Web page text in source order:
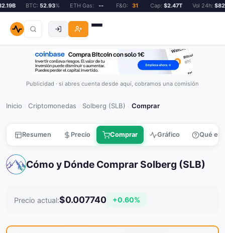
BTC:52.93% ETH Gas: -- F&G: 31 Cap:$2.47T Vol 24h:
Publicidad · si abres cuenta desde aquí, cobramos una comisión
Inicio Criptomonedas Solberg (SLB) Comprar
Resumen Precio Comprar Gráfico Qué es
Cómo y Dónde Comprar Solberg (SLB)
Precio actual:$0.007740 +0.60%